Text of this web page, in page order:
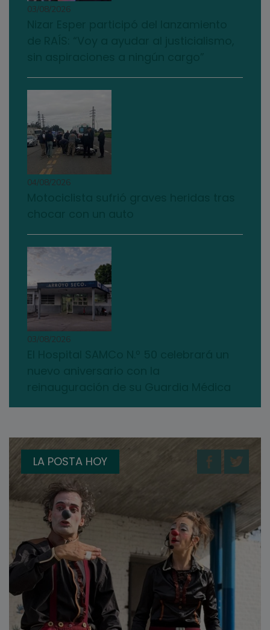
03/08/2026
04/08/2026
03/08/2026
LA POSTA HOY